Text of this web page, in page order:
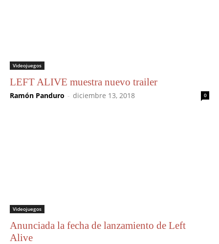
Videojuegos
LEFT ALIVE muestra nuevo trailer
Ramón Panduro - diciembre 13, 2018 0
Videojuegos
Anunciada la fecha de lanzamiento de Left
Alive